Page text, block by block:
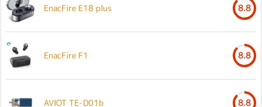
EnacFire E18 plus 8.8
EnacFire F1 8.8
AVIOT TE-D01b 8.8